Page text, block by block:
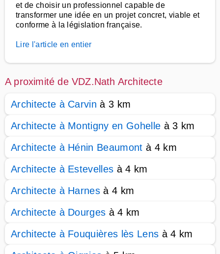
et de choisir un professionnel capable de
transformer une idée en un projet concret, viable et
conforme à la législation française.
Lire l'article en entier
A proximité de VDZ.Nath Architecte
Architecte à Carvin à 3 km
Architecte à Montigny en Gohelle à 3 km
Architecte à Hénin Beaumont à 4 km
Architecte à Estevelles à 4 km
Architecte à Harnes à 4 km
Architecte à Dourges à 4 km
Architecte à Fouquières lès Lens à 4 km